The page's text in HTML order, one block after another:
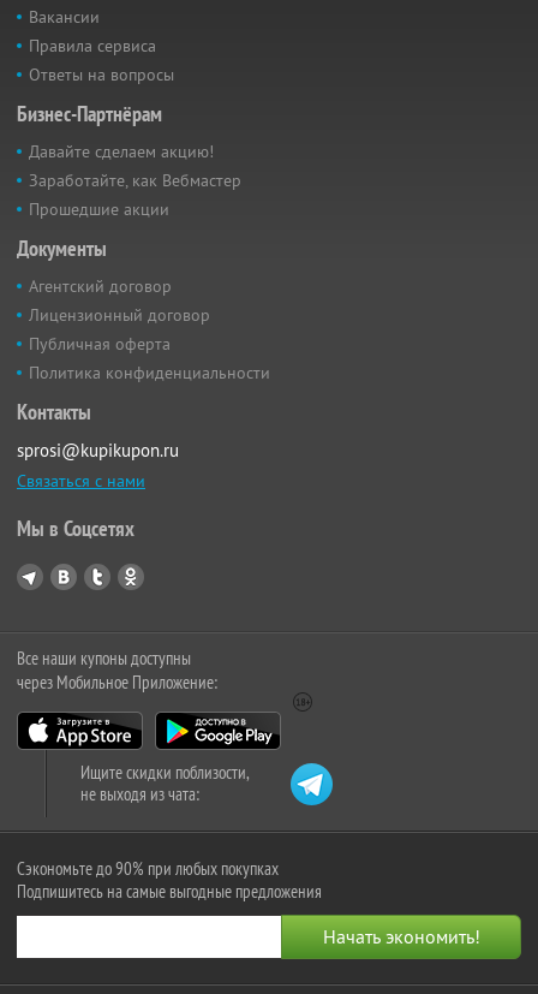
Вакансии
Правила сервиса
Ответы на вопросы
Бизнес-Партнёрам
Давайте сделаем акцию!
Заработайте, как Вебмастер
Прошедшие акции
Документы
Агентский договор
Лицензионный договор
Публичная оферта
Политика конфиденциальности
Контакты
sprosi@kupikupon.ru
Связаться с нами
Мы в Соцсетях
Все наши купоны доступны
через Мобильное Приложение:
Ищите скидки поблизости,
не выходя из чата:
Сэкономьте до 90% при любых покупках
Подпишитесь на самые выгодные предложения